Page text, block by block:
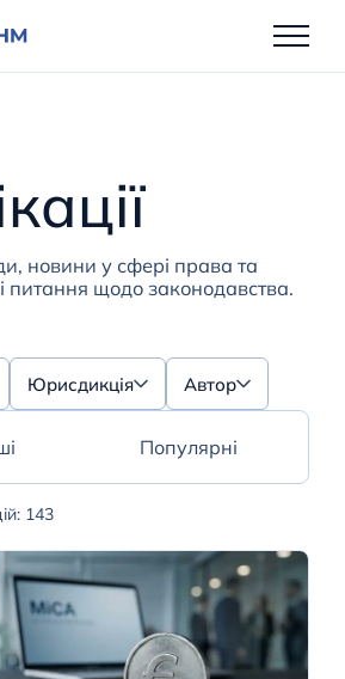
новини у сфері права та
питання щодо законодавства.
Юрисдикція Автор
Популярні
143